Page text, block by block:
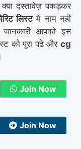
दस्तावेज़ पकड़कर
लिस्टमे नाम नहीं
आपको इस
को पूरा पढे और cg
Join Now
Join Now